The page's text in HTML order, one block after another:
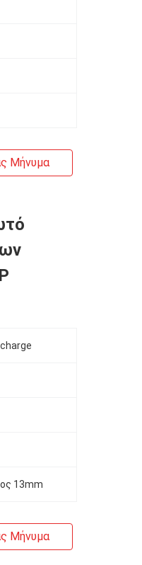
Μήνυμα
13mm
Μήνυμα